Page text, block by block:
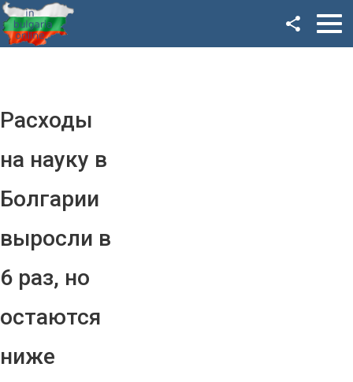
Расходы
на науку в
Болгарии
выросли в
6 раз, но
остаются
ниже